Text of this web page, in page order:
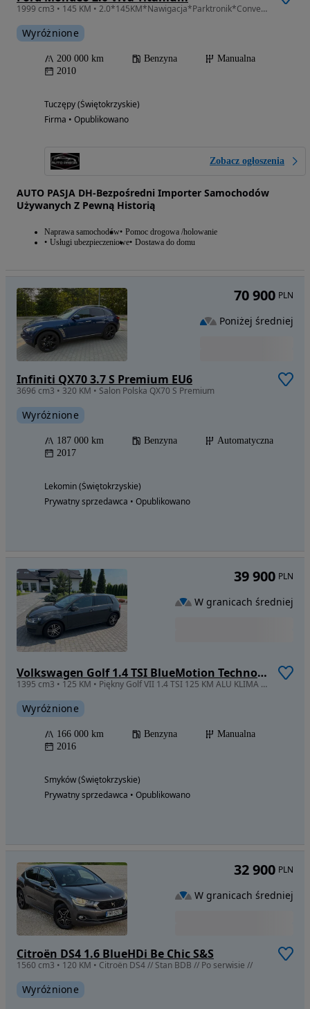
1999 cm3 • 145 KM • 2.0*145KM*Nawigacja*Parktronik*Convers*Alufelgi*Kubełki
Wyróżnione
200 000 km Benzyna
Manualna
2010
Tuczępy (Świętokrzyskie)
Firma • Opublikowano
Zobacz ogłoszenia
AUTO PASJA DH-Bezpośredni Importer Samochodów
Używanych Z Pewną Historią
Naprawa samochodów Pomoc drogowa /holowanie
Usługi ubezpieczeniowe Dostawa do domu
Infiniti QX70 3.7 S Premium EU6
3696 cm3 • 320 KM • Salon Polska QX70 S Premium
Wyróżnione
187 000 km Benzyna
Automatyczna
2017
Lekomin (Świętokrzyskie)
Prywatny sprzedawca • Opublikowano
70 900 PLN
Poniżej średniej
Volkswagen Golf 1.4 TSI BlueMotion Technology Edition
1395 cm3 • 125 KM • Piękny Golf VII 1.4 TSI 125 KM ALU KLIMA ORYGINAŁ 100%
Wyróżnione
166 000 km Benzyna
Manualna
2016
Smyków (Świętokrzyskie)
Prywatny sprzedawca • Opublikowano
39 900 PLN
W granicach średniej
Citroën DS4 1.6 BlueHDi Be Chic S&S
1560 cm3 • 120 KM • Citroën DS4 // Stan BDB // Po serwisie //
Wyróżnione
32 900 PLN
W granicach średniej